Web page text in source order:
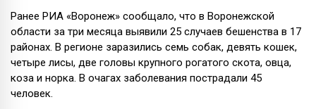
Ранее РИА «Воронеж» сообщало, что в Воронежской
области за три месяца выявили 25 случаев бешенства в 17
районах. В регионе заразились семь собак, девять кошек,
четыре лисы, две головы крупного рогатого скота, овца,
коза и норка. В очагах заболевания пострадали 45
человек.